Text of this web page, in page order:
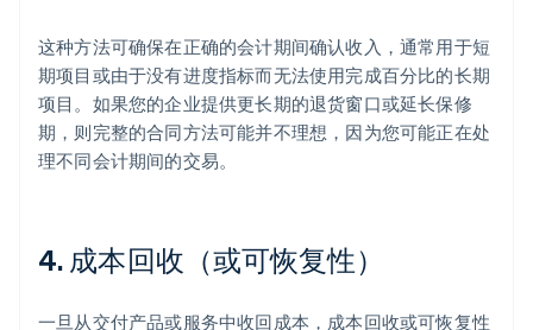
这种方法可确保在正确的会计期间确认收入，通常用于短
期项目或由于没有进度指标而无法使用完成百分比的长期
项目。如果您的企业提供更长期的退货窗口或延长保修
期，则完整的合同方法可能并不理想，因为您可能正在处
理不同会计期间的交易。
4. 成本回收（或可恢复性）
一旦从交付产品或服务中收回成本，成本回收或可恢复性